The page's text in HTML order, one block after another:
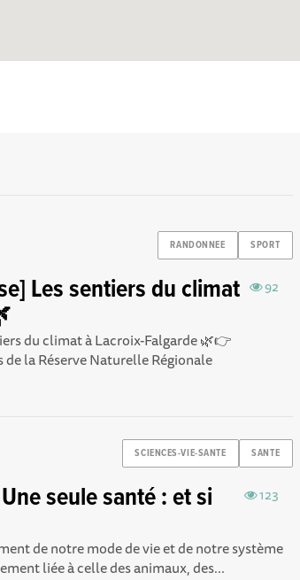
RANDONNEE SPORT
92
Les sentiers du climat
du climat à Lacroix-Falgarde 🌿👉
la Réserve Naturelle Régionale
SCIENCES-VIE-SANTE SANTE
123
seule santé : et si
de notre mode de vie et de notre système
liée à celle des animaux, des...